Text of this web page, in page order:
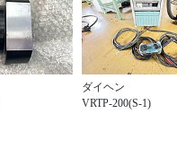
ダイヘン
VRTP-200(S-1)